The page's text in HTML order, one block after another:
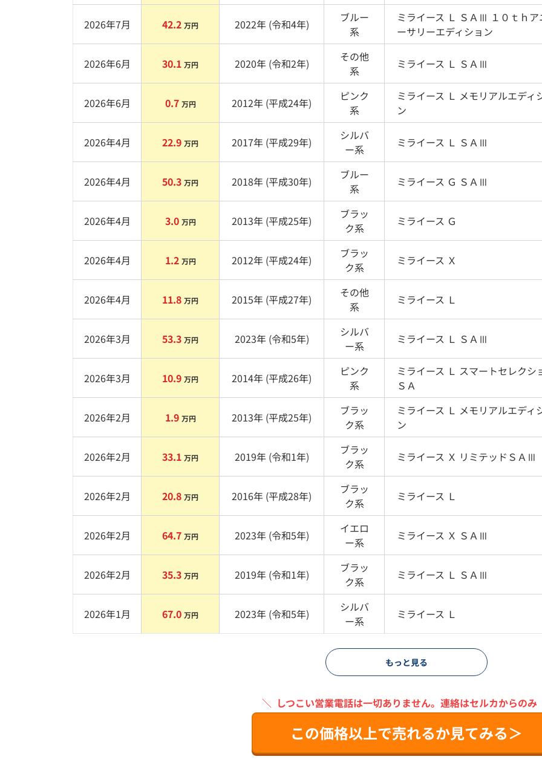
2026年7月 42.2 万円 2022年 (令和4年)
ブルー
系
ミライース Ｌ ＳＡⅢ １０ｔｈア
ーサリーエディション
2026年6月 30.1 万円 2020年 (令和2年)
その他
系
ミライース Ｌ ＳＡⅢ
2026年6月 0.7 万円 2012年 (平成24年)
ピンク
系
ミライース Ｌ メモリアルエディ
ン
2026年4月 22.9 万円 2017年 (平成29年)
シルバ
ー系 ミライース Ｌ ＳＡⅢ
2026年4月 50.3 万円 2018年 (平成30年)
ブルー
系
ミライース Ｇ ＳＡⅢ
2026年4月 3.0 万円 2013年 (平成25年)
ブラッ
ク系 ミライース Ｇ
2026年4月 1.2 万円 2012年 (平成24年)
ブラッ
ク系 ミライース Ｘ
2026年4月 11.8 万円 2015年 (平成27年)
その他
系
ミライース Ｌ
2026年3月 53.3 万円 2023年 (令和5年)
シルバ
ー系 ミライース Ｌ ＳＡⅢ
2026年3月 10.9 万円 2014年 (平成26年)
ピンク
系
ミライース Ｌ スマートセレクシ
ＳＡ
2026年2月 1.9 万円 2013年 (平成25年)
ブラッ
ク系
ミライース Ｌ メモリアルエディ
ン
2026年2月 33.1 万円 2019年 (令和1年)
ブラッ
ク系 ミライース Ｘ リミテッドＳＡⅢ
2026年2月 20.8 万円 2016年 (平成28年)
ブラッ
ク系 ミライース Ｌ
2026年2月 64.7 万円 2023年 (令和5年)
イエロ
ー系 ミライース Ｘ ＳＡⅢ
2026年2月 35.3 万円 2019年 (令和1年)
ブラッ
ク系 ミライース Ｌ ＳＡⅢ
2026年1月 67.0 万円 2023年 (令和5年)
シルバ
ー系 ミライース Ｌ
もっと見る
＼ しつこい営業電話は一切ありません。 連絡はセルカからのみ
この価格以上で売れるか見てみる＞